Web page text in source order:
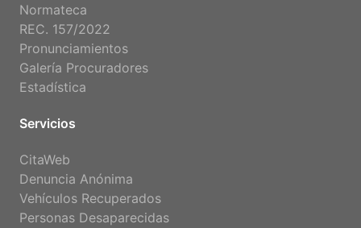
Normateca
REC. 157/2022
Pronunciamientos
Galería Procuradores
Estadística
Servicios
CitaWeb
Denuncia Anónima
Vehículos Recuperados
Personas Desaparecidas